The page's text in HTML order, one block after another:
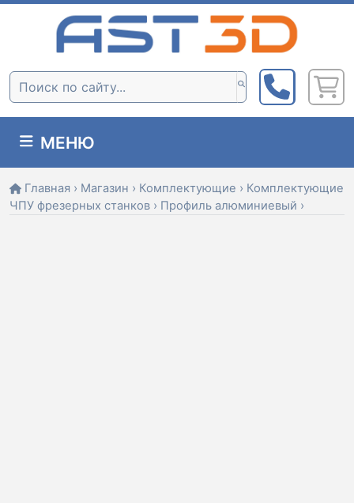
Skip
Поиск:
МЕНЮ
Главная › Магазин › Комплектующие › Комплектующие
ЧПУ фрезерных станков › Профиль алюминиевый ›